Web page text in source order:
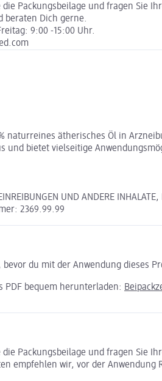
Packungsbeilage und fragen Sie
beraten Dich gerne.
9:00 -15:00 Uhr.
naturreines ätherisches Öl in
und bietet vielseitige
UND ANDERE
2369.99.99
du mit der Anwendung dieses
PDF bequem herunterladen:
Packungsbeilage und fragen Sie
empfehlen wir, vor der